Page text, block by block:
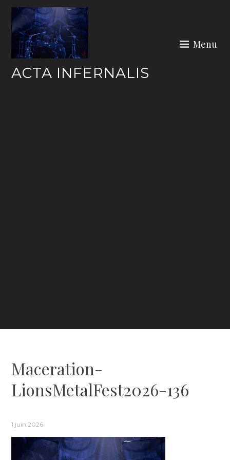
Skip
content
ACTA INFERNALIS
Menu
Maceration-
LionsMetalFest2026-136
1 juin 2026